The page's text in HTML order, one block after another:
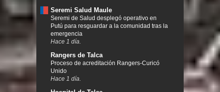
Seremi Salud Maule
Seremi de Salud desplegó operativo en
Putú para resguardar a la comunidad tras la
emergencia
Hace 1 día.
Rangers de Talca
Proceso de acreditación Rangers-Curicó
Unido
Hace 1 día.